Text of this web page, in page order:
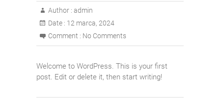
Author : admin
Date : 12 marca, 2024
Comment : No Comments
Welcome to WordPress. This is your first
post. Edit or delete it, then start writing!